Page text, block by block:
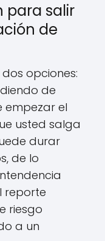
para salir
de
opciones:
de
empezar el
usted salga
durar
de lo
reporte
riesgo
a un